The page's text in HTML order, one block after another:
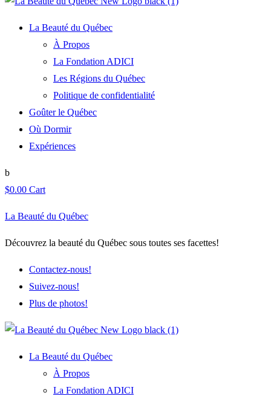
La Beauté du Québec
À Propos
La Fondation ADICI
Les Régions du Québec
Politique de confidentialité
Goûter le Québec
Où Dormir
Expériences
$0.00 Cart
La Beauté du Québec
Découvrez la beauté du Québec sous toutes ses facettes!
Contactez-nous!
Suivez-nous!
Plus de photos!
La Beauté du Québec
À Propos
La Fondation ADICI